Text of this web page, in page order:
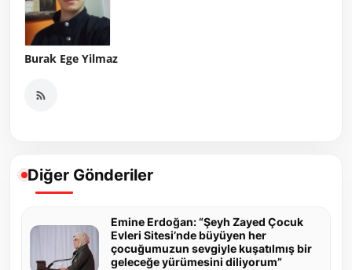
Burak Ege Yilmaz
Diğer Gönderiler
Emine Erdoğan: “Şeyh Zayed Çocuk
Evleri Sitesi’nde büyüyen her
çocuğumuzun sevgiyle kuşatılmış bir
geleceğe yürümesini diliyorum”